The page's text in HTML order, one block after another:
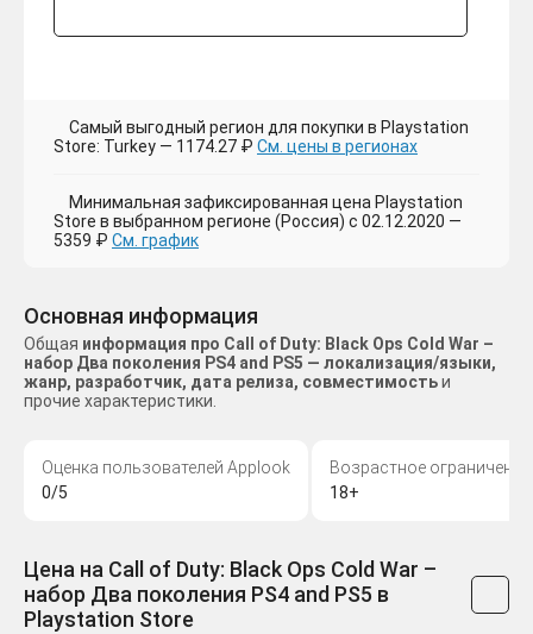
Самый выгодный регион для покупки в Playstation
Store: Turkey — 1174.27 ₽ См. цены в регионах
Минимальная зафиксированная цена Playstation
Store в выбранном регионе (Россия) с 02.12.2020 —
5359 ₽ См. график
Основная информация
Общая информация про Call of Duty: Black Ops Cold War –
набор Два поколения PS4 and PS5 — локализация/языки,
жанр, разработчик, дата релиза, совместимостьи
прочие характеристики.
Оценка пользователей Applook
0/5
Возрастное ограничение
18+
Цена на Call of Duty: Black Ops Cold War –
набор Два поколения PS4 and PS5 в
Playstation Store